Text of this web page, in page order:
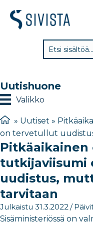
Uutishuone
Valikko
» Uutiset »
on tervetullut
Pitkäaikainen
tutkijaviisumi
uudistus,
tarvitaan
Julkaistu 31.3.2022/
Sisäministeriössä on